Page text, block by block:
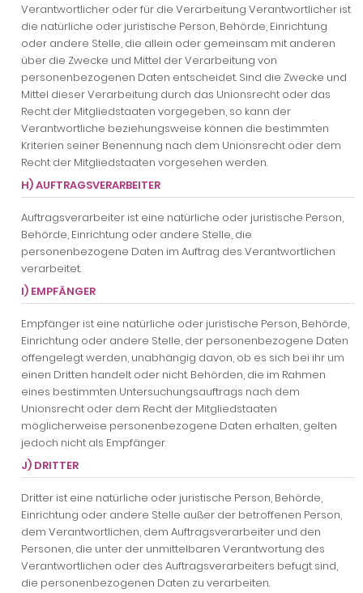
Verantwortlicher oder für die Verarbeitung Verantwortlicher ist
die natürliche oder juristische Person, Behörde, Einrichtung
oder andere Stelle, die allein oder gemeinsam mit anderen
über die Zwecke und Mittel der Verarbeitung von
personenbezogenen Daten entscheidet. Sind die Zwecke und
Mittel dieser Verarbeitung durch das Unionsrecht oder das
Recht der Mitgliedstaaten vorgegeben, so kann der
Verantwortliche beziehungsweise können die bestimmten
Kriterien seiner Benennung nach dem Unionsrecht oder dem
Recht der Mitgliedstaaten vorgesehen werden.
H) AUFTRAGSVERARBEITER
Auftragsverarbeiter ist eine natürliche oder juristische Person,
Behörde, Einrichtung oder andere Stelle, die
personenbezogene Daten im Auftrag des Verantwortlichen
verarbeitet.
I) EMPFÄNGER
Empfänger ist eine natürliche oder juristische Person, Behörde,
Einrichtung oder andere Stelle, der personenbezogene Daten
offengelegt werden, unabhängig davon, ob es sich bei ihr um
einen Dritten handelt oder nicht. Behörden, die im Rahmen
eines bestimmten Untersuchungsauftrags nach dem
Unionsrecht oder dem Recht der Mitgliedstaaten
möglicherweise personenbezogene Daten erhalten, gelten
jedoch nicht als Empfänger.
J) DRITTER
Dritter ist eine natürliche oder juristische Person, Behörde,
Einrichtung oder andere Stelle außer der betroffenen Person,
dem Verantwortlichen, dem Auftragsverarbeiter und den
Personen, die unter der unmittelbaren Verantwortung des
Verantwortlichen oder des Auftragsverarbeiters befugt sind,
die personenbezogenen Daten zu verarbeiten.